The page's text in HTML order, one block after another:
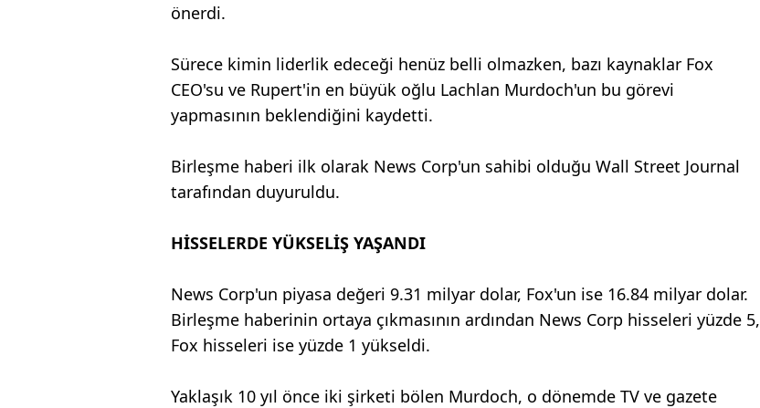
önerdi.
Sürece kimin liderlik edeceği henüz belli olmazken, bazı kaynaklar Fox
CEO'su ve Rupert'in en büyük oğlu Lachlan Murdoch'un bu görevi
yapmasının beklendiğini kaydetti.
Birleşme haberi ilk olarak News Corp'un sahibi olduğu Wall Street Journal
tarafından duyuruldu.
HİSSELERDE YÜKSELİŞ YAŞANDI
News Corp'un piyasa değeri 9.31 milyar dolar, Fox'un ise 16.84 milyar dolar.
Birleşme haberinin ortaya çıkmasının ardından News Corp hisseleri yüzde 5,
Fox hisseleri ise yüzde 1 yükseldi.
Yaklaşık 10 yıl önce iki şirketi bölen Murdoch, o dönemde TV ve gazete